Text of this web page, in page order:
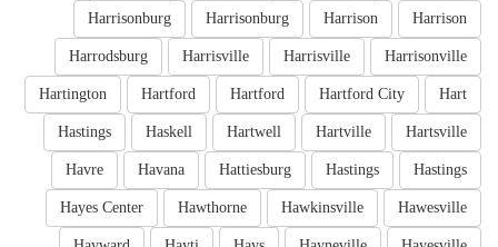
Harrison
Harrison
Harrisonburg
Harrisonburg
Harrisonville
Harrisville
Harrisville
Harrodsburg
Hart
Hartford City
Hartford
Hartford
Hartington
Hartsville
Hartville
Hartwell
Haskell
Hastings
Hastings
Hastings
Hattiesburg
Havana
Havre
Hawesville
Hawkinsville
Hawthorne
Hayes Center